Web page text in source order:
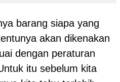
barang siapa yang
akan dikenakan
dengan peraturan
itu sebelum kita